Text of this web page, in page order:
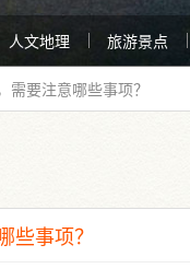
人文地理 旅游景点
需要注意哪些事项？
些事项？